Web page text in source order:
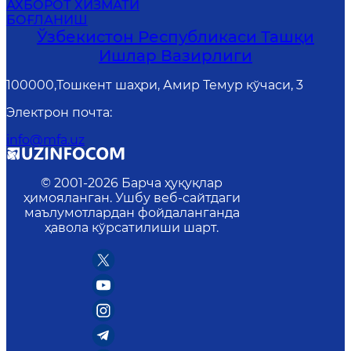
АХБОРОТ ХИЗМАТИ
БОҒЛАНИШ
Ўзбекистон Республикаси Ташқи
Ишлар Вазирлиги
100000,Тошкент шаҳри, Амир Темур кўчаси, 3
Электрон почта:
info@mfa.uz
© 2001-2026 Барча ҳуқуқлар
ҳимояланган. Ушбу веб-сайтдаги
маълумотлардан фойдаланганда
ҳавола кўрсатилиши шарт.